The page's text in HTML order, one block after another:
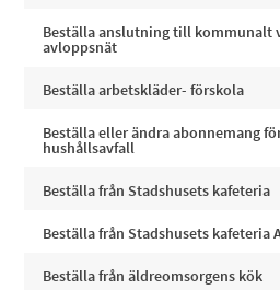
Beställa anslutning till kommunalt
avloppsnät
Beställa arbetskläder- förskola
Beställa eller ändra abonnemang
hushållsavfall
Beställa från Stadshusets kafeteria
Beställa från Stadshusets kafeteria
Beställa från äldreomsorgens kök